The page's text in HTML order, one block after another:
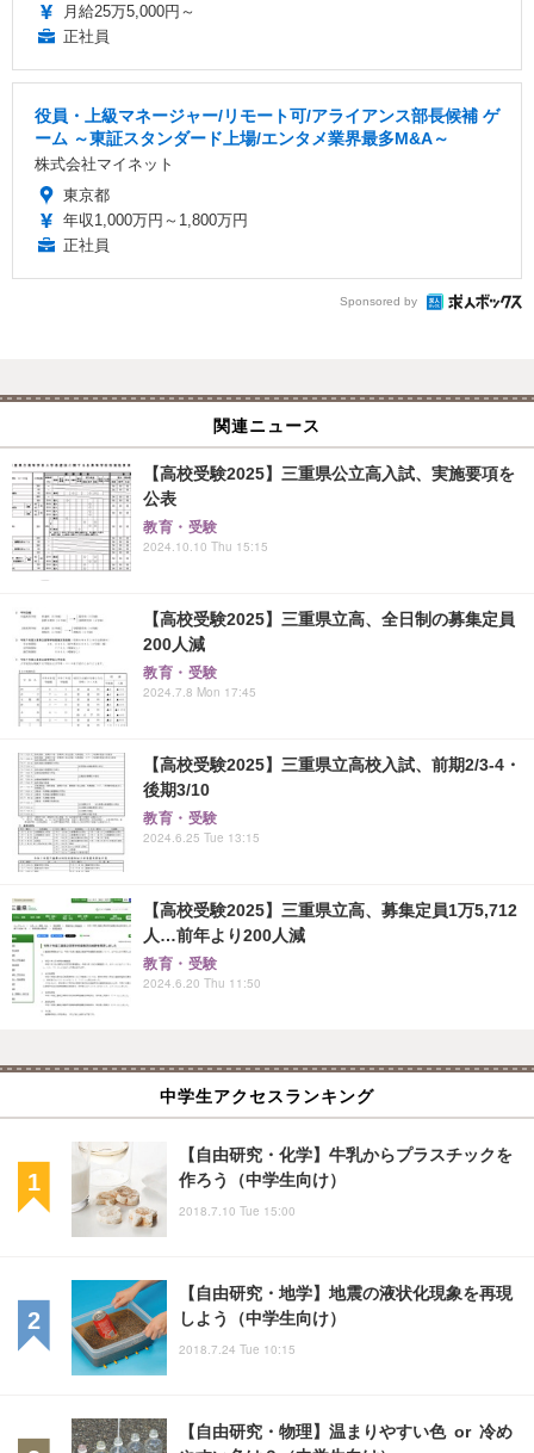
月給25万5,000円～
正社員
役員・上級マネージャー/リモート可/アライアンス部長候補 ゲ
ーム ～東証スタンダード上場/エンタメ業界最多M&A～
株式会社マイネット
東京都
年収1,000万円～1,800万円
正社員
Sponsored by
関連ニュース
【高校受験2025】三重県公立高入試、実施要項を
公表
教育・受験
2024.10.10 Thu 15:15
【高校受験2025】三重県立高、全日制の募集定員
200人減
教育・受験
2024.7.8 Mon 17:45
【高校受験2025】三重県立高校入試、前期2/3-4・
後期3/10
教育・受験
2024.6.25 Tue 13:15
【高校受験2025】三重県立高、募集定員1万5,712
人…前年より200人減
教育・受験
2024.6.20 Thu 11:50
中学生アクセスランキング
【自由研究・化学】牛乳からプラスチックを
作ろう（中学生向け）
2018.7.10 Tue 15:00
【自由研究・地学】地震の液状化現象を再現
しよう（中学生向け）
2018.7.24 Tue 10:15
【自由研究・物理】温まりやすい色 or 冷め